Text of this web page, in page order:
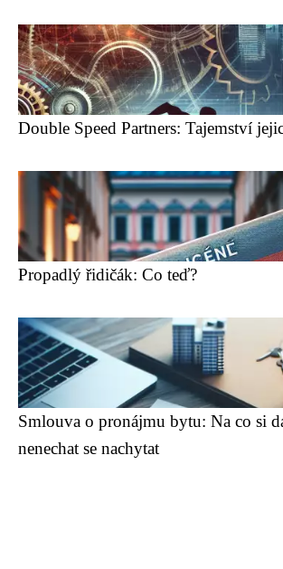
Double Speed Partners: Tajemství
Propadlý řidičák: Co teď?
Smlouva o pronájmu bytu: Na co si
nenechat se nachytat